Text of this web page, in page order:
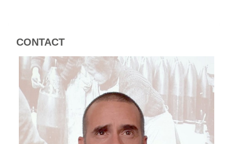
CONTACT